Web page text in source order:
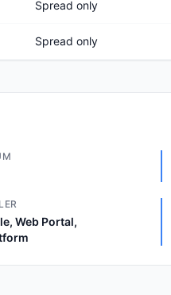
Spread only
Spread only
Web Portal,